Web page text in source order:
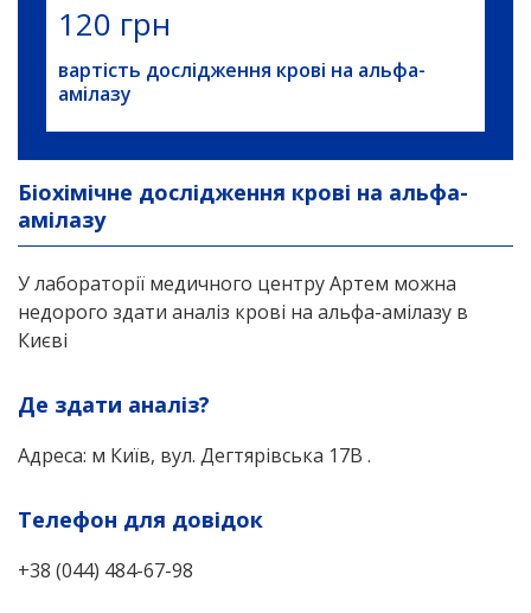
120 грн
вартість дослідження крові на альфа-
амілазу
Біохімічне дослідження крові на альфа-
амілазу
У лабораторії медичного центру Артем можна
недорого здати аналіз крові на альфа-амілазу в
Києві
Де здати аналіз?
Адреса: м Київ, вул. Дегтярівська 17В .
Телефон для довідок
+38 (044) 484-67-98